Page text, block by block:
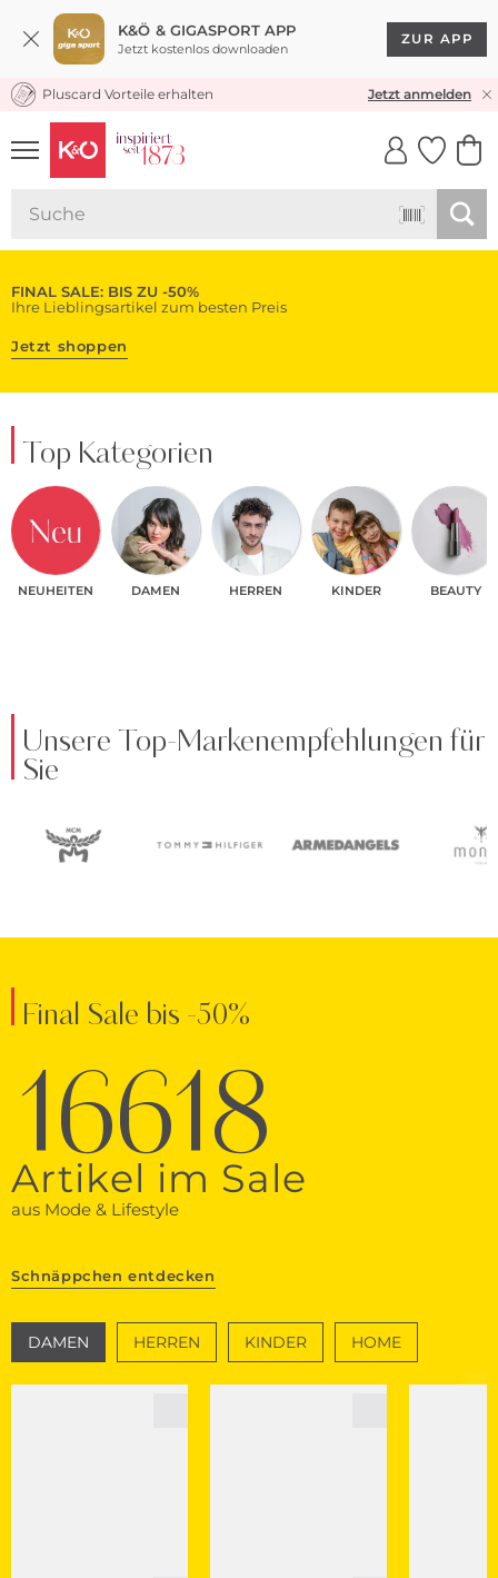
K&Ö & GIGASPORT APP
Jetzt kostenlos downloaden
ZUR APP
KOSTENLOSER VERSAND* & RÜCKVERSAND
Pluscard Vorteile erhalten Jetzt anmelden
UNSERE APP
CLICK &
FINAL SALE: BIS ZU -50%
Ihre Lieblingsartikel zum besten Preis
Jetzt shoppen
Top Kategorien
NEUHEITEN DAMEN HERREN KINDER BEAUTY
Unsere Top-Markenempfehlungen für
Sie
Final Sale bis -50%
16618
Artikel im Sale
aus Mode & Lifestyle
Schnäppchen entdecken
DAMEN HERREN KINDER HOME